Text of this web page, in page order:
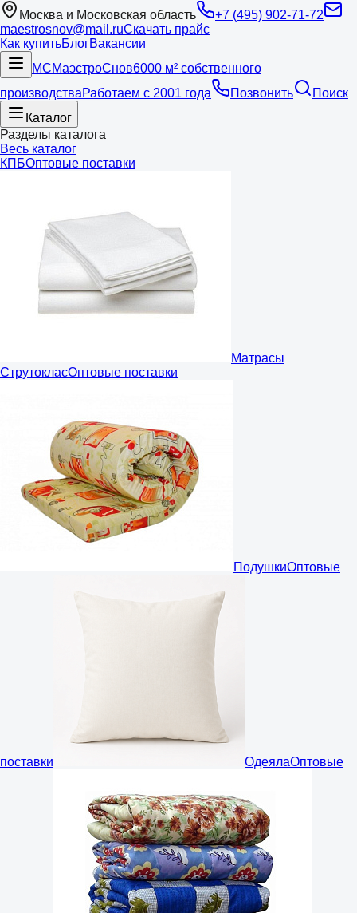
Москва и Московская область
+7 (495) 902-71-72
maestrosnov@mail.ruСкачать прайс
Как купитьБлогВакансии
МСМаэстроСнов6000 м² собственного
производстваРаботаем с 2001 года Позвонить
Поиск
Каталог
Разделы каталога
Весь каталог
КПБОптовые поставки
Матрасы
СтрутокласОптовые поставки
ПодушкиОптовые
поставки ОдеялаОптовые